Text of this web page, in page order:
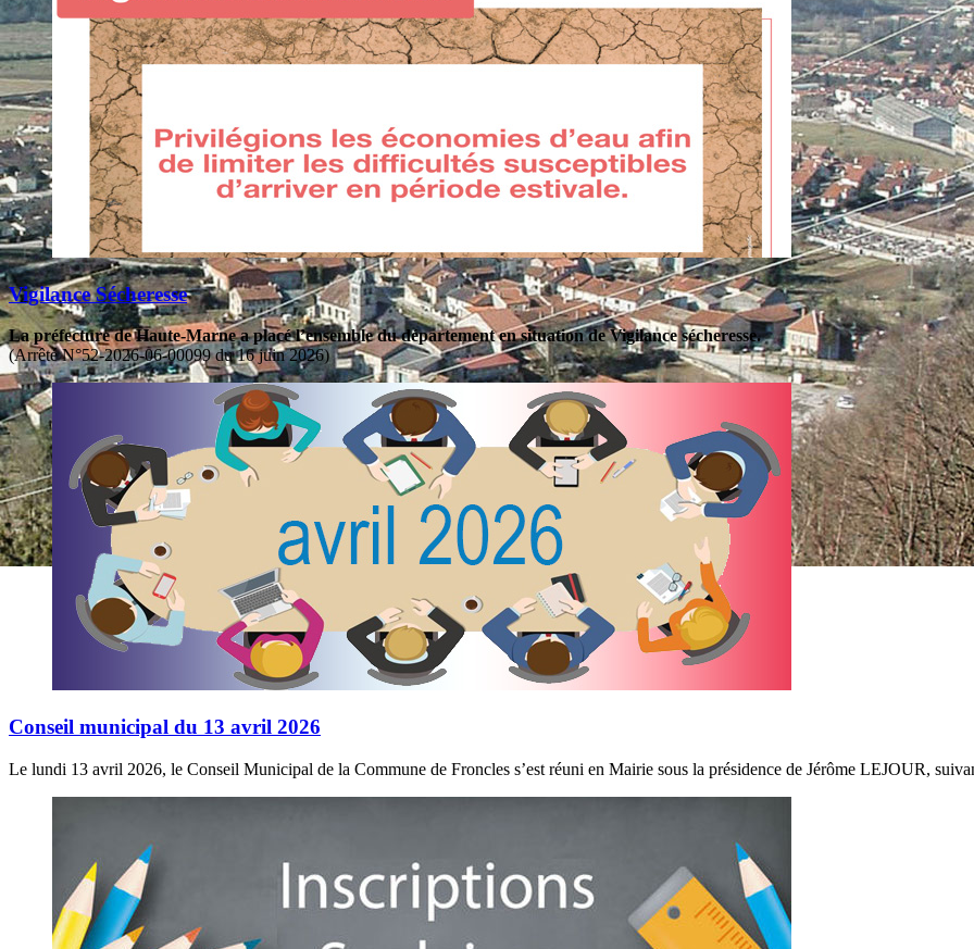
Vigilance Sécheresse
La préfecture de Haute-Marne a placé l’ensemble du département en situation de Vigilance sécheresse.
(Arrêté N°52-2026-06-00099 du 16 juin 2026)
Conseil municipal du 13 avril 2026
Le lundi 13 avril 2026, le Conseil Municipal de la Commune de Froncles s’est réuni en Mairie sous la présidence de Jérôme LEJOUR,